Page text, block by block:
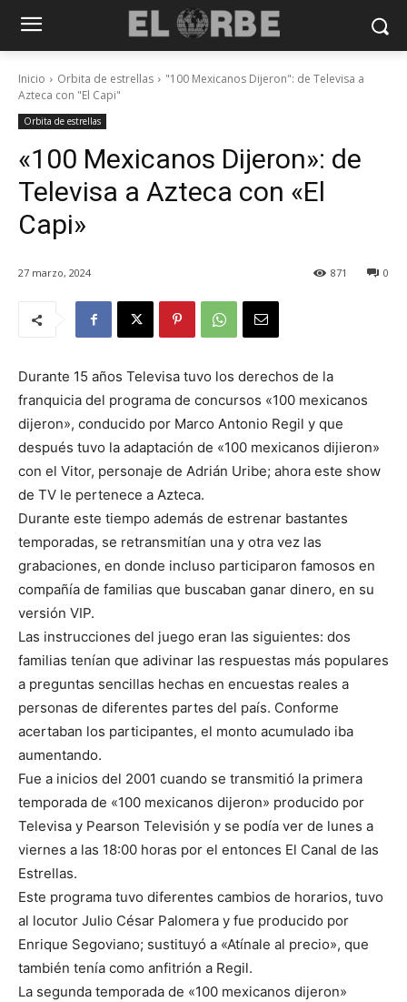
Inicio Orbita de estrellas
"100 Mexicanos Dijeron": de Televisa a
Azteca con "El Capi"
Orbita de estrellas
«100 Mexicanos Dijeron»: de
Televisa a Azteca con «El
Capi»
27 marzo, 2024 0
871
Durante 15 años Televisa tuvo los derechos de la
franquicia del programa de concursos «100 mexicanos
dijeron», conducido por Marco Antonio Regil y que
después tuvo la adaptación de «100 mexicanos dijieron»
con el Vitor, personaje de Adrián Uribe; ahora este show
de TV le pertenece a Azteca.
Durante este tiempo además de estrenar bastantes
temporadas, se retransmitían una y otra vez las
grabaciones, en donde incluso participaron famosos en
compañía de familias que buscaban ganar dinero, en su
versión VIP.
Las instrucciones del juego eran las siguientes: dos
familias tenían que adivinar las respuestas más populares
a preguntas sencillas hechas en encuestas reales a
personas de diferentes partes del país. Conforme
acertaban los participantes, el monto acumulado iba
aumentando.
Fue a inicios del 2001 cuando se transmitió la primera
temporada de «100 mexicanos dijeron» producido por
Televisa y Pearson Televisión y se podía ver de lunes a
viernes a las 18:00 horas por el entonces El Canal de las
Estrellas.
Este programa tuvo diferentes cambios de horarios, tuvo
al locutor Julio César Palomera y fue producido por
Enrique Segoviano; sustituyó a «Atínale al precio», que
también tenía como anfitrión a Regil.
La segunda temporada de «100 mexicanos dijeron»